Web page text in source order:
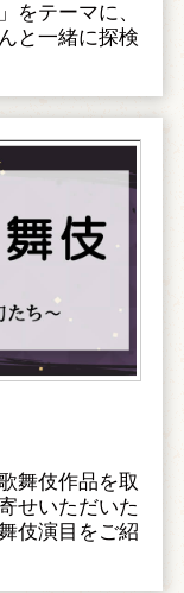
をテーマに、
と一緒に探検
舞伎作品を取
せいただいた
伎演目をご紹